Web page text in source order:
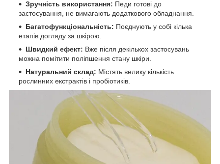
Зручність використання: Педи готові до
застосування, не вимагають додаткового обладнання.
Багатофункціональність: Поєднують у собі кілька
етапів догляду за шкірою.
Швидкий ефект: Вже після декількох застосувань
можна помітити поліпшення стану шкіри.
Натуральний склад: Містять велику кількість
рослинних екстрактів і пробіотиків.